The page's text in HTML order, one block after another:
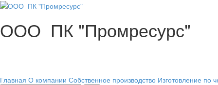
ООО ПК "Промресурс"
Главная О компании Собственное производство Изготовление по